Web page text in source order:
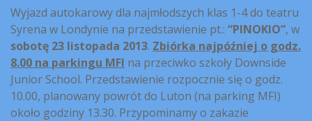
Wyjazd autokarowy dla najmłodszych klas 1-4 do teatru
Syrena w Londynie na przedstawienie pt.: “PINOKIO”, w
sobotę 23 listopada 2013. Zbiórka najpóźniej o godz.
8.00 na parkingu MFI na przeciwko szkoły Downside
Junior School. Przedstawienie rozpocznie się o godz.
10.00, planowany powrót do Luton (na parking MFI)
około godziny 13.30. Przypominamy o zakazie